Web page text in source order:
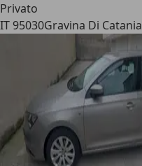
Privato
IT 95030Gravina Di Catania